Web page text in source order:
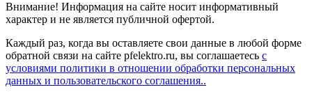
Внимание! Информация на сайте носит информативный
характер и не является публичной офертой.
Каждый раз, когда вы оставляете свои данные в любой форме
обратной связи на сайте pfelektro.ru, вы соглашаетесь с
условиями политики в отношении обработки персональных
данных и пользовательского соглашения..